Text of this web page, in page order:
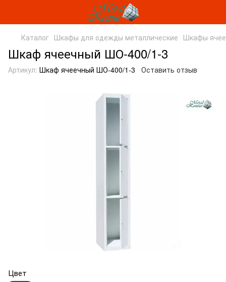
Каталог Шкафы для одежды металлические Шкафы
Шкаф ячеечный ШО-400/1-3
Артикул: Шкаф ячеечный ШО-400/1-3 Оставить отзыв
Цвет